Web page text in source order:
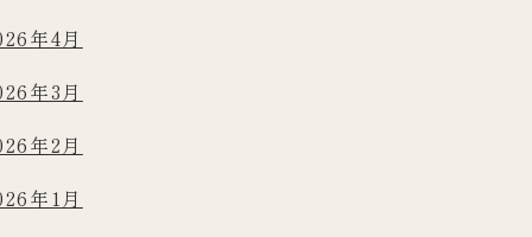
年4月
年3月
年2月
年1月